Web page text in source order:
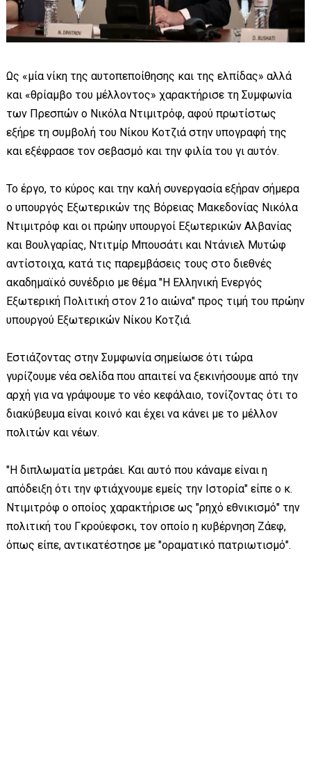
Ως «μία νίκη της αυτοπεποίθησης και της ελπίδας» αλλά
και «θρίαμβο του μέλλοντος» χαρακτήρισε τη Συμφωνία
των Πρεσπών ο Νικόλα Ντιμιτρόφ, αφού πρωτίστως
εξήρε τη συμβολή του Νίκου Κοτζιά στην υπογραφή της
και εξέφρασε τον σεβασμό και την φιλία του γι αυτόν.
Το έργο, το κύρος και την καλή συνεργασία εξήραν σήμερα
ο υπουργός Εξωτερικών της Βόρειας Μακεδονίας Νικόλα
Ντιμιτρόφ και οι πρώην υπουργοί Εξωτερικών Αλβανίας
και Βουλγαρίας, Ντιτμίρ Μπουσάτι και Ντάνιελ Μυτώφ
αντίστοιχα, κατά τις παρεμβάσεις τους στο διεθνές
ακαδημαϊκό συνέδριο με θέμα "Η Ελληνική Ενεργός
Εξωτερική Πολιτική στον 21ο αιώνα" προς τιμή του πρώην
υπουργού Εξωτερικών Νίκου Κοτζιά.
Εστιάζοντας στην Συμφωνία σημείωσε ότι τώρα
γυρίζουμε νέα σελίδα που απαιτεί να ξεκινήσουμε από την
αρχή για να γράψουμε το νέο κεφάλαιο, τονίζοντας ότι το
διακύβευμα είναι κοινό και έχει να κάνει με το μέλλον
πολιτών και νέων.
"Η διπλωματία μετράει. Και αυτό που κάναμε είναι η
απόδειξη ότι την φτιάχνουμε εμείς την Ιστορία" είπε ο κ.
Ντιμιτρόφ ο οποίος χαρακτήρισε ως "ρηχό εθνικισμό" την
πολιτική του Γκρούεφσκι, τον οποίο η κυβέρνηση Ζάεφ,
όπως είπε, αντικατέστησε με "οραματικό πατριωτισμό".